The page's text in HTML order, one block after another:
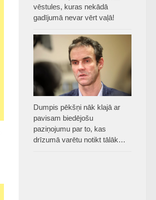
vēstules, kuras nekādā
gadījumā nevar vērt vaļā!
Dumpis pēkšņi nāk klajā ar
pavisam biedējošu
paziņojumu par to, kas
drīzumā varētu notikt tālāk…